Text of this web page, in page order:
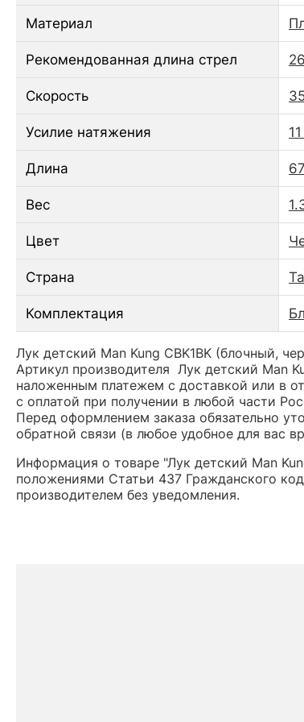
Материал
Рекомендованная длина стрел
Скорость
Усилие натяжения
Длина
Вес
Цвет
Страна
Комплектация
Лук детский Man Kung CBK1BK (блочный,
Артикул производителя Лук детский Man
наложенным платежем с доставкой или в
с оплатой при получении в любой части
Перед оформлением заказа обязательно
обратной связи (в любое удобное для вас
Информация о товаре "Лук детский Man
положениями Статьи 437 Гражданского
производителем без уведомления.